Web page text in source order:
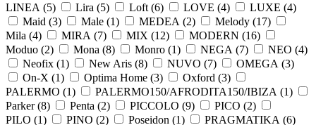
LINEA (5) Lira (5) Loft (6) LOVE (4) LUXE (4)
Maid (3) Male (1) MEDEA (2) Melody (17)
Mila (4) MIRA (7) MIX (12) MODERN (16)
Moduo (2) Mona (8) Monro (1) NEGA (7) NEO (4)
Neofix (1) New Aris (8) NUVO (7) OMEGA (3)
On-X (1) Optima Home (3) Oxford (3)
PALERMO (1) PALERMO150/AFRODITA150/IBIZA (1)
Parker (8) Penta (2) PICCOLO (9) PICO (2)
PILO (1) PINO (2) Poseidon (1) PRAGMATIKA (6)